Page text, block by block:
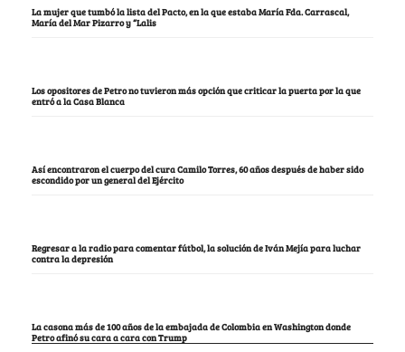
La mujer que tumbó la lista del Pacto, en la que estaba María Fda. Carrascal,
María del Mar Pizarro y “Lalis
Los opositores de Petro no tuvieron más opción que criticar la puerta por la que
entró a la Casa Blanca
Así encontraron el cuerpo del cura Camilo Torres, 60 años después de haber sido
escondido por un general del Ejército
Regresar a la radio para comentar fútbol, la solución de Iván Mejía para luchar
contra la depresión
La casona más de 100 años de la embajada de Colombia en Washington donde
Petro afinó su cara a cara con Trump